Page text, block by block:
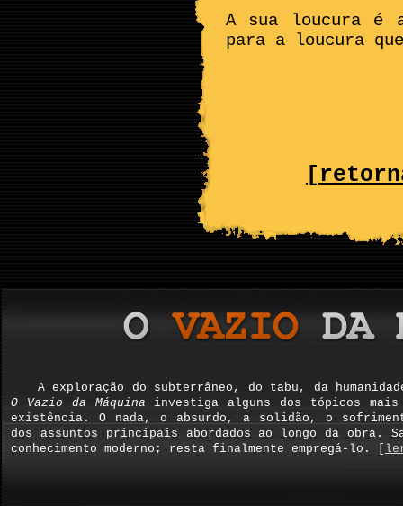
A sua loucura é
para a loucura
A exploração do subterrâneo, do tabu, da
O Vazio da Máquina investiga alguns dos tópicos
existência. O nada, o absurdo, a solidão, o
dos assuntos principais abordados ao longo da obra.
conhecimento moderno; resta finalmente empregá-lo. [